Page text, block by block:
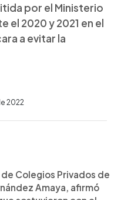
por el Ministerio
el 2020 y 2021 en el
a evitar la
2022
Colegios Privados de
Amaya, afirmó